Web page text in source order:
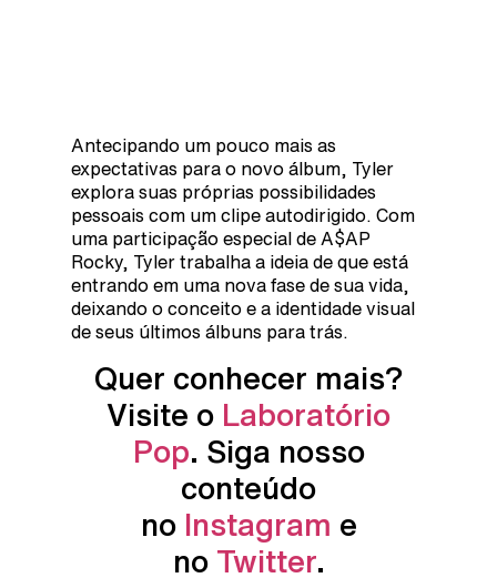
Antecipando um pouco mais as
expectativas para o novo álbum, Tyler
explora suas próprias possibilidades
pessoais com um clipe autodirigido. Com
uma participação especial de A$AP
Rocky, Tyler trabalha a ideia de que está
entrando em uma nova fase de sua vida,
deixando o conceito e a identidade visual
de seus últimos álbuns para trás.
Quer conhecer mais?
Visite o Laboratório
Pop. Siga nosso
conteúdo
no Instagram e
no Twitter.